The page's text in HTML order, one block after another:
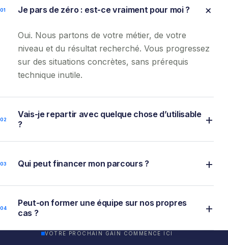
01 Je pars de zéro : est-ce vraiment pour moi ? +
Oui. Nous partons de votre métier, de votre
niveau et du résultat recherché. Vous progressez
sur des situations concrètes, sans prérequis
technique inutile.
02
Vais-je repartir avec quelque chose d’utilisable
?
+
03 Qui peut financer mon parcours ? +
04
Peut-on former une équipe sur nos propres
cas ?
+
VOTRE PROCHAIN GAIN COMMENCE ICI